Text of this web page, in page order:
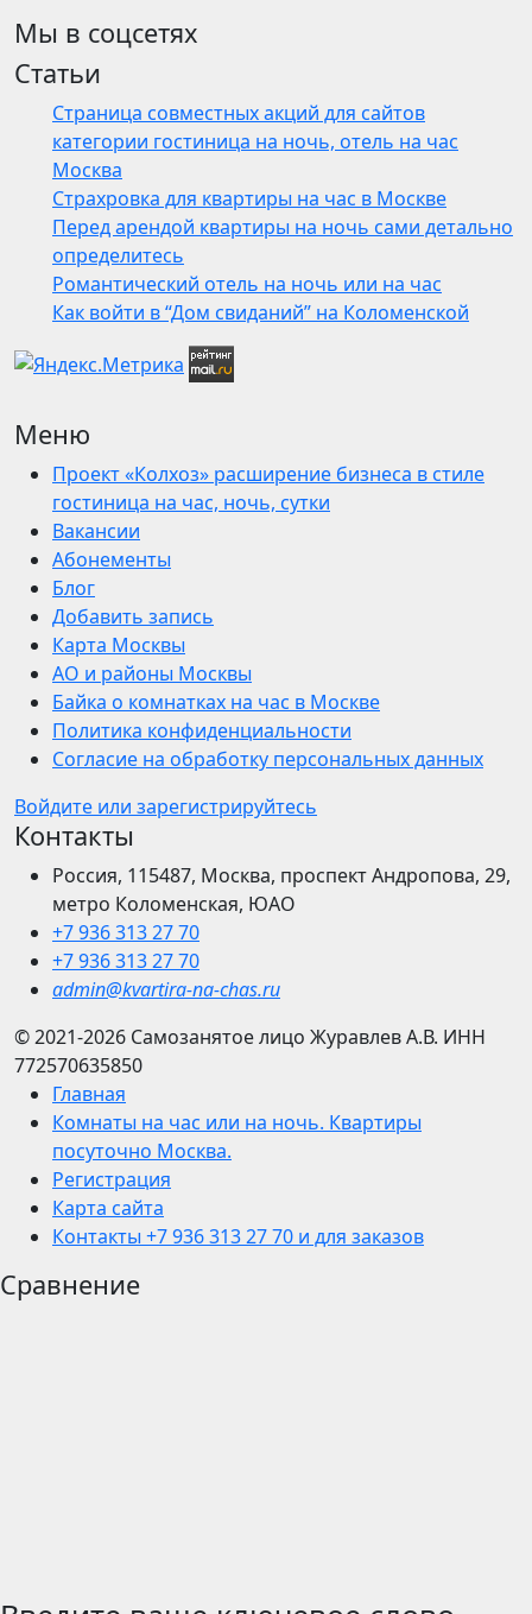
Мы в соцсетях
Статьи
Страница совместных акций для сайтов
категории гостиница на ночь, отель на час
Москва
Страхровка для квартиры на час в Москве
Перед арендой квартиры на ночь сами детально
определитесь
Романтический отель на ночь или на час
Как войти в “Дом свиданий” на Коломенской
Меню
Проект «Колхоз» расширение бизнеса в стиле
гостиница на час, ночь, сутки
Вакансии
Абонементы
Блог
Добавить запись
Карта Москвы
АО и районы Москвы
Байка о комнатках на час в Москве
Политика конфиденциальности
Согласие на обработку персональных данных
Войдите или зарегистрируйтесь
Контакты
Россия, 115487, Москва, проспект Андропова, 29,
метро Коломенская, ЮАО
+7 936 313 27 70
+7 936 313 27 70
admin@kvartira-na-chas.ru
© 2021-2026 Самозанятое лицо Журавлев А.В. ИНН
772570635850
Главная
Комнаты на час или на ночь. Квартиры
посуточно Москва.
Регистрация
Карта сайта
Контакты +7 936 313 27 70 и для заказов
Сравнение